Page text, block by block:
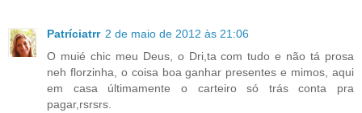
Patríciatrr 2 de maio de 2012 às 21:06
O muié chic meu Deus, o Dri,ta com tudo e não tá prosa
neh florzinha, o coisa boa ganhar presentes e mimos, aqui
em casa últimamente o carteiro só trás conta pra
pagar,rsrsrs.